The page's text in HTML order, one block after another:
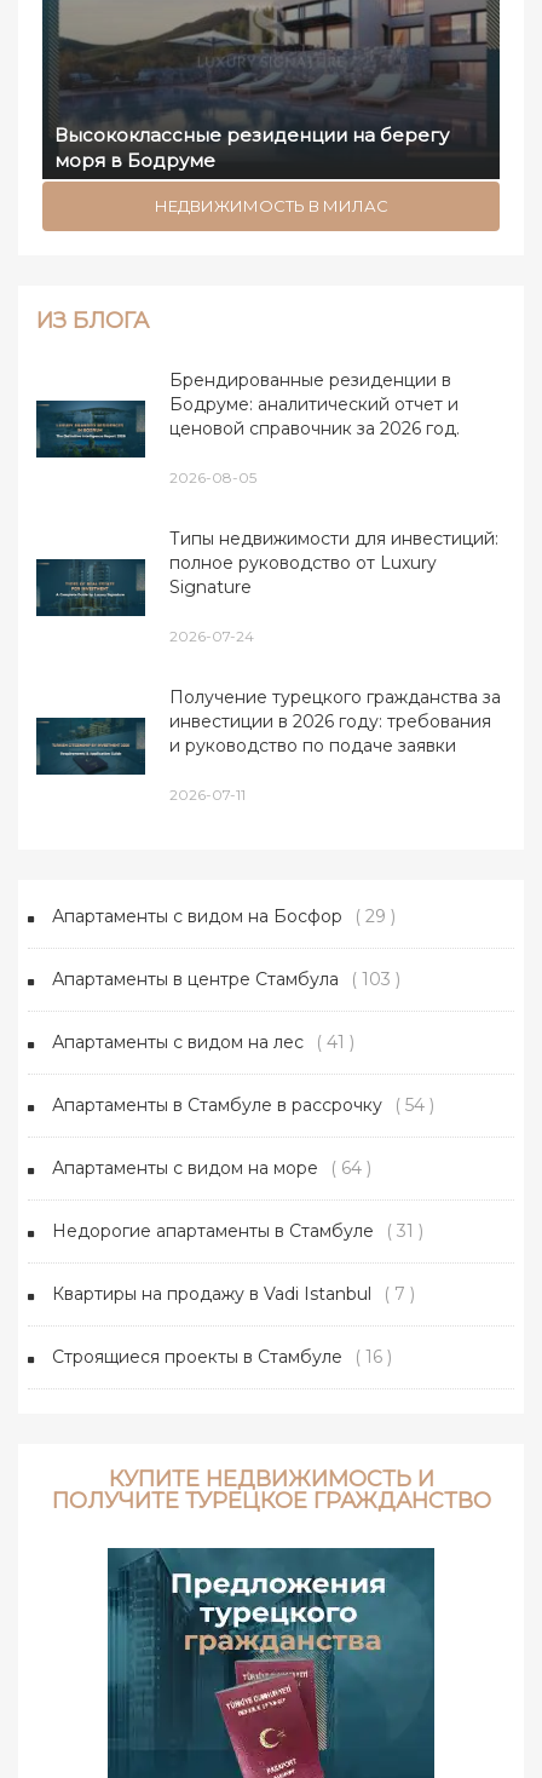
Высококлассные резиденции на берегу
моря в Бодруме
НЕДВИЖИМОСТЬ В МИЛАС
ИЗ БЛОГА
Брендированные резиденции в
Бодруме: аналитический отчет и
ценовой справочник за 2026 год.
2026-08-05
Типы недвижимости для инвестиций:
полное руководство от Luxury
Signature
2026-07-24
Получение турецкого гражданства за
инвестиции в 2026 году: требования
и руководство по подаче заявки
2026-07-11
Апартаменты с видом на Босфор ( 29 )
Апартаменты в центре Стамбула ( 103 )
Апартаменты с видом на лес ( 41 )
Апартаменты в Стамбуле в рассрочку ( 54 )
Апартаменты с видом на море ( 64 )
Недорогие апартаменты в Стамбуле ( 31 )
Квартиры на продажу в Vadi Istanbul ( 7 )
Строящиеся проекты в Стамбуле ( 16 )
КУПИТЕ НЕДВИЖИМОСТЬ И
ПОЛУЧИТЕ ТУРЕЦКОЕ ГРАЖДАНСТВО